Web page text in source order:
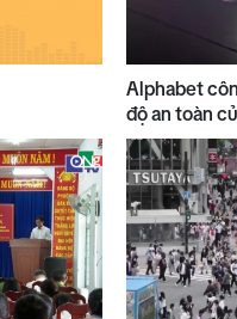
Alphabet
độ an toàn